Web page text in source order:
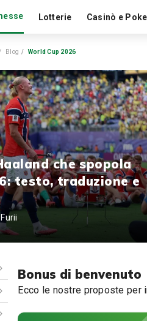
Lotterie Casinò e
Blog World Cup 2026
che spopola
testo, traduzione e
Bonus di benvenuto
Ecco le nostre proposte per